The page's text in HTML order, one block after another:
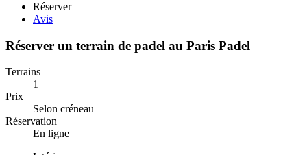
Réserver
Avis
Réserver un terrain de padel au Paris Padel
Terrains
1
Prix
Selon créneau
Réservation
En ligne